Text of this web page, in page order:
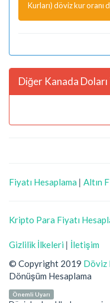
Kurları) döviz kur oranı
Diğer Kanada
Fiyatı Hesaplama | Altın
Kripto Para Fiyatı
Gizlilik İlkeleri | İletişim
© Copyright 2019 Döviz
Dönüşüm Hesaplama
Önemli Uyarı